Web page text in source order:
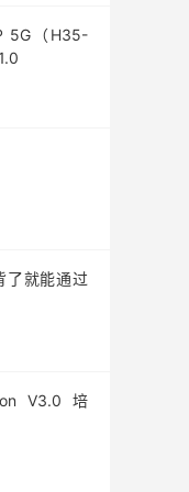
5G（H35-
了就能通过
V3.0 培